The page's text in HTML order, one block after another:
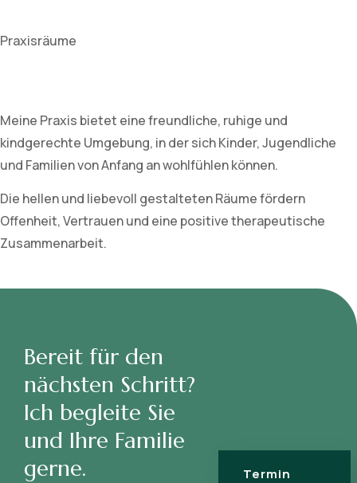
Praxisräume
Meine Praxis bietet eine freundliche, ruhige und
kindgerechte Umgebung, in der sich Kinder, Jugendliche
und Familien von Anfang an wohlfühlen können.
Die hellen und liebevoll gestalteten Räume fördern
Offenheit, Vertrauen und eine positive therapeutische
Zusammenarbeit.
Bereit für den
nächsten Schritt?
Ich begleite Sie
und Ihre Familie
gerne.
Termin